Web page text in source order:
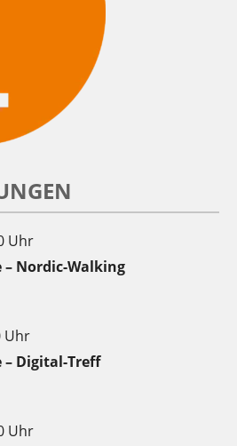
Uhr
Nordic-Walking
Uhr
Digital-Treff
Uhr